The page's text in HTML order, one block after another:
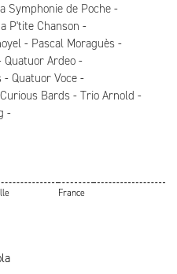
Symphonie de Poche
P'tite Chanson
Pascal Moraguès
Quatuor Ardeo
Quatuor Voce
Bards
Trio Arnold
France